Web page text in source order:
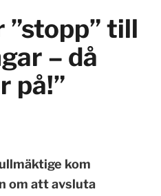
”stopp” till
– då
på!”
kom
om att avsluta